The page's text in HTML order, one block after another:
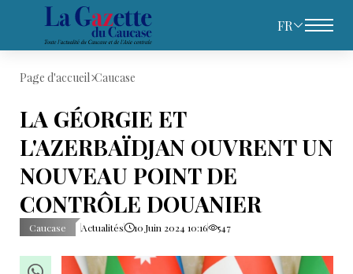
FR
Page d'accueil Caucase
LA GÉORGIE ET
L'AZERBAÏDJAN OUVRENT UN
NOUVEAU POINT DE
CONTRÔLE DOUANIER
Caucase Actualités 10 Juin 2024 10:16 547